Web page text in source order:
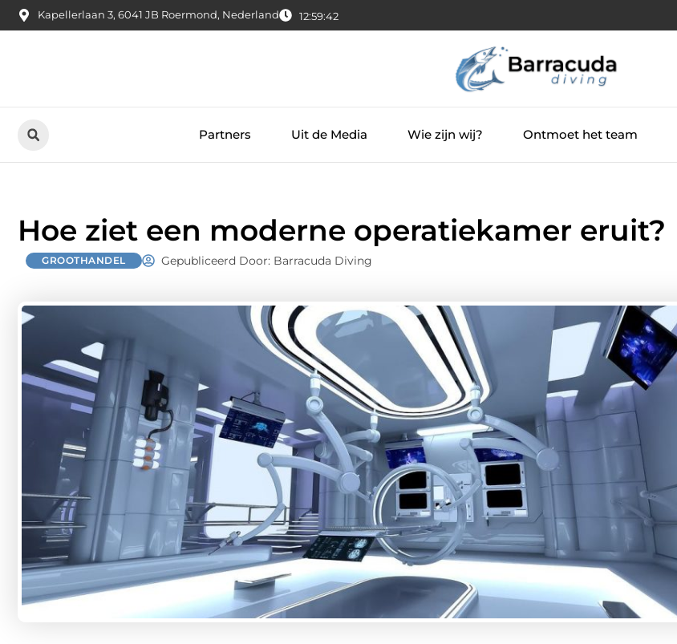
Kapellerlaan 3, 6041 JB Roermond, Nederland 12:59:43
Partners Uit de Media Wie zijn wij? Ontmoet het team
Hoe ziet een moderne operatiekamer eruit?
GROOTHANDEL Gepubliceerd Door: Barracuda Diving